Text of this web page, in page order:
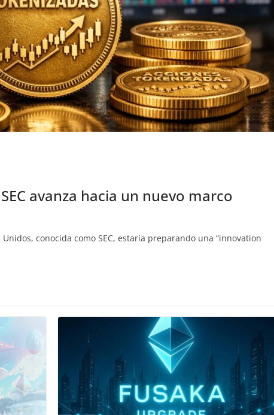
avanza hacia un nuevo marco
conocida como SEC, estaría preparando una “innovation